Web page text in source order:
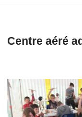
Centre aéré